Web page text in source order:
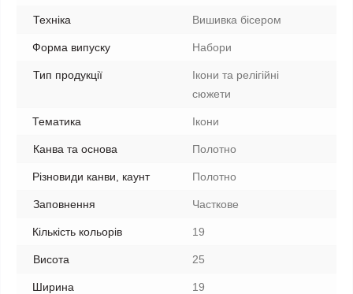
Техніка Вишивка бісером
Форма випуску Набори
Тип продукції
Ікони та релігійні
сюжети
Тематика Ікони
Канва та основа Полотно
Різновиди канви, каунт Полотно
Заповнення Часткове
Кількість кольорів 19
Висота 25
Ширина 19